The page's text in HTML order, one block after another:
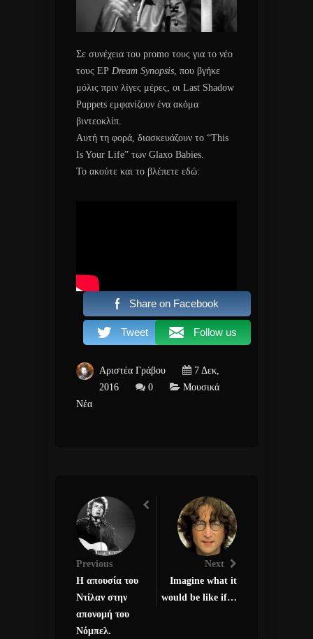
Σε συνέχεια του promo τους για το νέο
τους ΕΡ Dream Synopsis , που βγήκε
μόλις πριν λίγες μέρες, οι Last Shadow
Puppets εμφανίζουν ένα ακόμα
βιντεοκλίπ.
Αυτή τη φορά, διασκευάζουν το “This
Is Your Life” των Glaxo Babies.
Το ακούτε και το βλέπετε εδώ:
Share on Facebook
Tweet Follow us
Αριστέα Γράβου
7 Δεκ,
2016
0
Μουσικά
Νέα
Previous
Η απουσία του
Ντίλαν στην
απονομή του
Νόμπελ.
Next
Imagine what it
would be like if…